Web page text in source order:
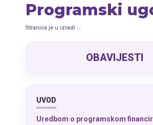
Programski
Stranica je u izradi ...
OBAVIJESTI
UVOD
Uredbom o programskom